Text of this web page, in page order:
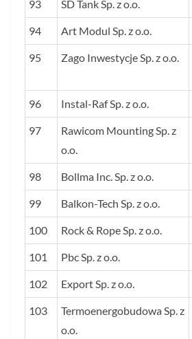
93 SD Tank Sp. z o.o.
94 Art Modul Sp. z o.o.
95 Zago Inwestycje Sp. z o.o.
96 Instal-Raf Sp. z o.o.
97
Rawicom Mounting Sp. z
o.o.
98 Bollma Inc. Sp. z o.o.
99 Balkon-Tech Sp. z o.o.
100 Rock & Rope Sp. z o.o.
101 Pbc Sp. z o.o.
102 Export Sp. z o.o.
103
Termoenergobudowa Sp. z
o.o.